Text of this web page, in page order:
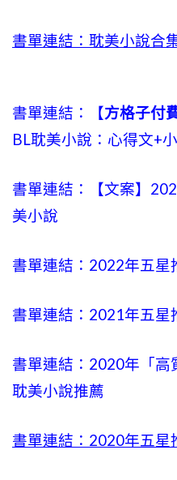
書單連結：耽美小說合
書單連結：【方格子付
BL耽美小說：心得文+
書單連結：【文案】
美小說
書單連結：2022年五星
書單連結：2021年五星
書單連結：2020年「高
耽美小說推薦
書單連結：2020年五星